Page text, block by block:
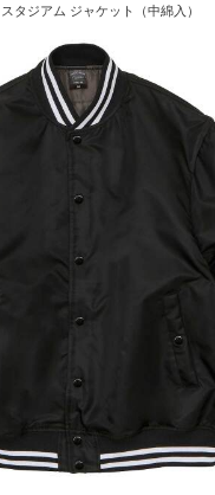
タジアム ジャケット（中綿入）